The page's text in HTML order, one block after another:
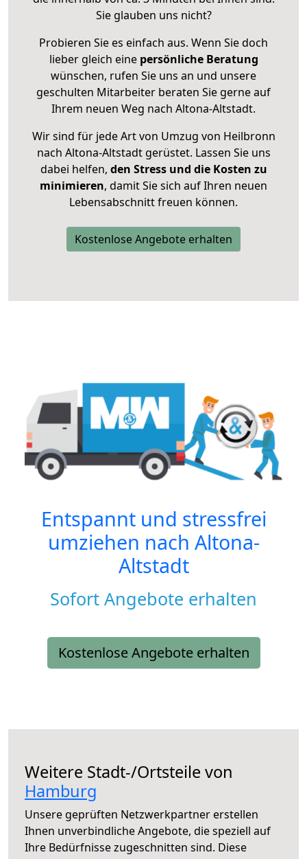
Sie glauben uns nicht?
Probieren Sie es einfach aus. Wenn Sie doch
lieber gleich eine persönliche Beratung
wünschen, rufen Sie uns an und unsere
geschulten Mitarbeiter beraten Sie gerne auf
Ihrem neuen Weg nach Altona-Altstadt.
Wir sind für jede Art von Umzug von Heilbronn
nach Altona-Altstadt gerüstet. Lassen Sie uns
dabei helfen, den Stress und die Kosten zu
minimieren, damit Sie sich auf Ihren neuen
Lebensabschnitt freuen können.
Kostenlose Angebote erhalten
Entspannt und stressfrei
umziehen nach Altona-
Altstadt
Sofort Angebote erhalten
Kostenlose Angebote erhalten
Weitere Stadt-/Ortsteile von
Hamburg
Unsere geprüften Netzwerkpartner erstellen
Ihnen unverbindliche Angebote, die speziell auf
Ihre Bedürfnisse zugeschnitten sind. Diese